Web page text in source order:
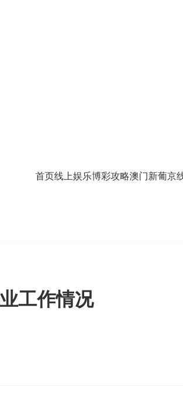
首页线上娱乐博彩攻略澳门新葡京
工作情况